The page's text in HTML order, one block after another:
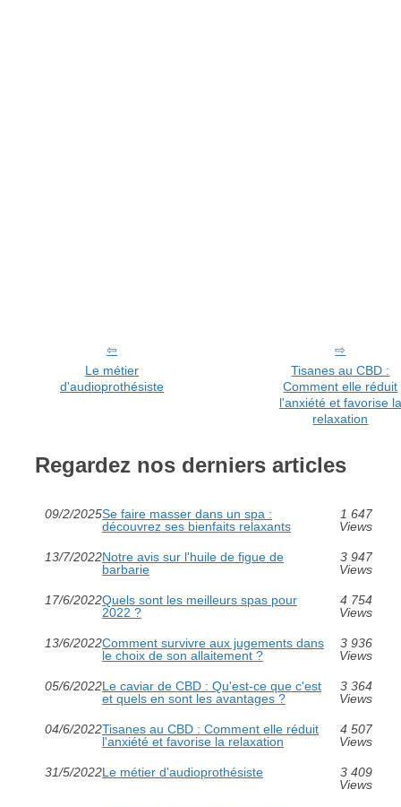
Le métier
d'audioprothésiste
Tisanes au CBD :
Comment elle réduit
l'anxiété et favorise la
relaxation
Regardez nos derniers articles
09/2/2025Se faire masser dans un spa :
découvrez ses bienfaits relaxants
1 647
Views
13/7/2022Notre avis sur l'huile de figue de
barbarie
3 947
Views
17/6/2022Quels sont les meilleurs spas pour
2022 ?
4 754
Views
13/6/2022Comment survivre aux jugements dans
le choix de son allaitement ?
3 936
Views
05/6/2022Le caviar de CBD : Qu'est-ce que c'est
et quels en sont les avantages ?
3 364
Views
04/6/2022Tisanes au CBD : Comment elle réduit
l'anxiété et favorise la relaxation
4 507
Views
31/5/2022Le métier d'audioprothésiste
3 409
Views